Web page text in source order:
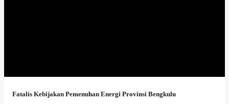
Fatalis Kebijakan Pemenuhan Energi Provinsi Bengkulu